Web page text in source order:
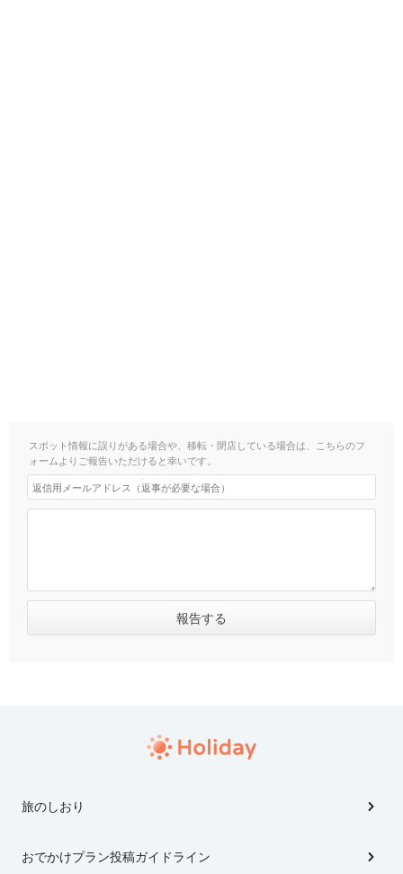
スポット情報に誤りがある場合や、移転・閉店している場合は、こちらのフ
ォームよりご報告いただけると幸いです。
旅のしおり
おでかけプラン投稿ガイドライン